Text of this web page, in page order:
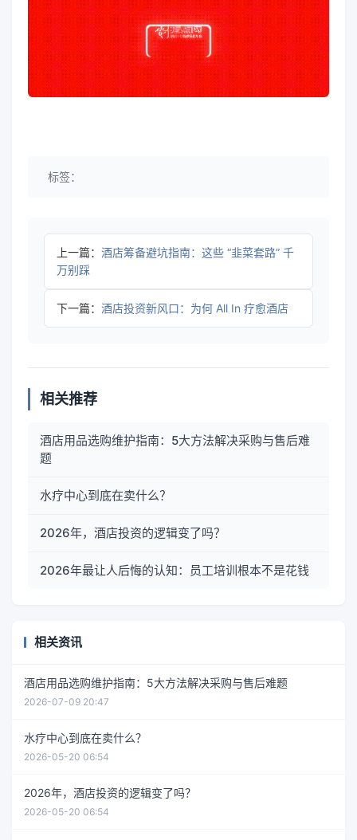
标签：
上一篇： 酒店筹备避坑指南：这些 “韭菜套路” 千
万别踩
下一篇： 酒店投资新风口：为何 All In 疗愈酒店
相关推荐
酒店用品选购维护指南：5大方法解决采购与售后难
题
水疗中心到底在卖什么？
2026年，酒店投资的逻辑变了吗？
2026年最让人后悔的认知：员工培训根本不是花钱
相关资讯
酒店用品选购维护指南：5大方法解决采购与售后难题
2026-07-09 20:47
水疗中心到底在卖什么？
2026-05-20 06:54
2026年，酒店投资的逻辑变了吗？
2026-05-20 06:54